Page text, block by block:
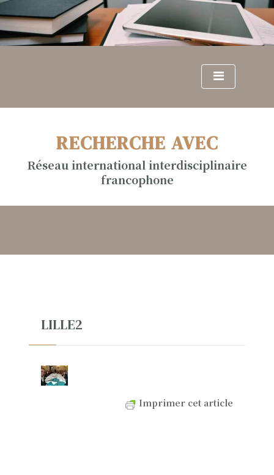
S
k
i
o
RECHERCHE AVEC
Réseau international interdisciplinaire
francophone
LILLE2
Imprimer cet article